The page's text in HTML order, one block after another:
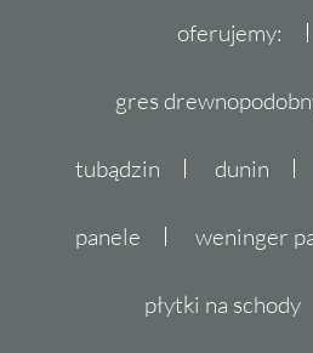
oferujemy:
gres
tubądzin dunin
panele weninger
płytki na schody